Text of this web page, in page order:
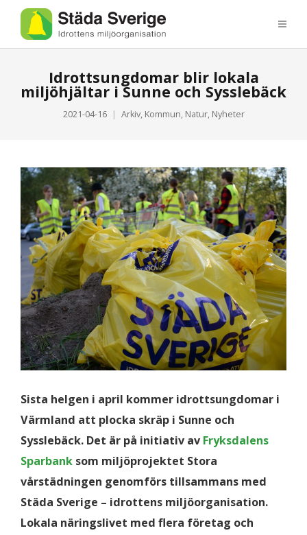
Idrottsungdomar blir lokala
miljöhjältar i Sunne och Sysslebäck
2021-04-16 Arkiv, Kommun, Natur, Nyheter
Sista helgen i april kommer idrottsungdomar i
Värmland att plocka skräp i Sunne och
Sysslebäck. Det är på initiativ av Fryksdalens
Sparbank som miljöprojektet Stora
vårstädningen genomförs tillsammans med
Städa Sverige – idrottens miljöorganisation.
Lokala näringslivet med flera företag och